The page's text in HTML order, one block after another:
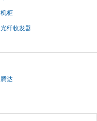
机柜
光纤收发器
腾达